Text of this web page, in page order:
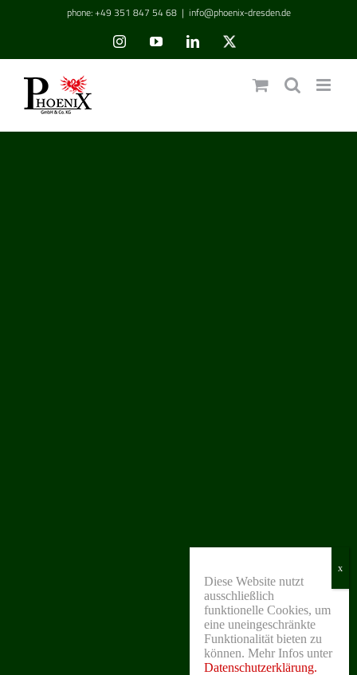
springen
phone: +49 351 847 54 68 | info@phoenix-dresden.de
InstagramYouTubeLinkedInBenutzerdefiniert
Diese Website nutzt
ausschließlich
funktionelle Cookies, um
eine uneingeschränkte
Funktionalität bieten zu
können. Mehr Infos unter
Datenschutzerklärung.